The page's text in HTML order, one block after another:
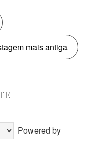
mais antiga
Powered by